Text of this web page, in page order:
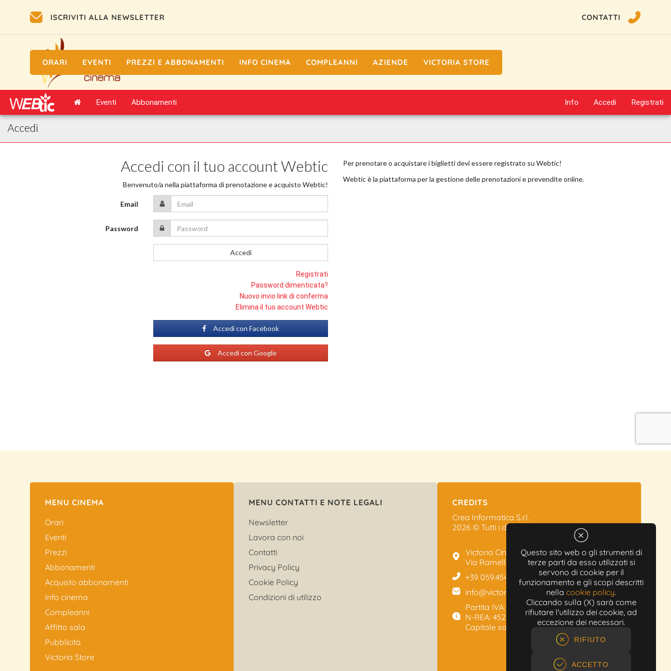
Questo sito web o gli strumenti di
terze parti da esso utilizzati si
servono di cookie per il
funzionamento e gli scopi descritti
nella cookie policy.
Cliccando sulla (X) sarà come
rifiutare l'utilizzo dei cookie, ad
eccezione dei necessari.
RIFIUTO
ACCETTO
ISCRIVITI ALLA NEWSLETTER CONTATTI
ORARI EVENTI PREZZI E ABBONAMENTI INFO CINEMA COMPLEANNI AZIENDE VICTORIA STORE
MENU CINEMA
Orari
Eventi
Prezzi
Abbonamenti
Acquisto abbonamenti
Info cinema
Compleanni
Affitto sala
Pubblicità
Victoria Store
MENU CONTATTI E NOTE LEGALI
Newsletter
Lavora con noi
Contatti
Privacy Policy
Cookie Policy
Condizioni di utilizzo
CREDITS
Crea Informatica S.r.l.
2026 © Tutti i diritti riservati.
Victoria Cinema
Via Ramelli, 101 - Modena
+39 059.454622
info@victoriacinema.it
Partita IVA: 02603471208
N-REA: 452611
Capitale sociale: 300.000,00€